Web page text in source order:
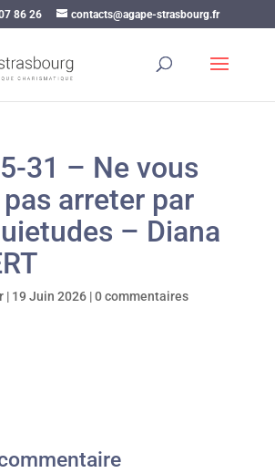
86 26 contacts@agape-strasbourg.fr
31 – Ne vous
arreter par
– Diana
| 19 Juin 2026|0 commentaires